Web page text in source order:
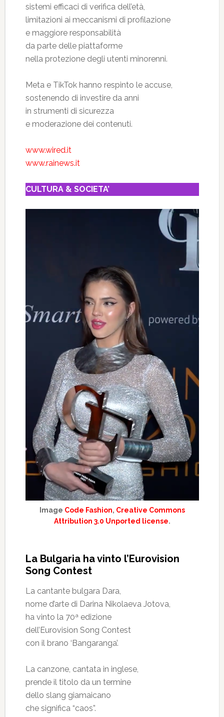
sistemi efficaci di verifica dell’età,
limitazioni ai meccanismi di profilazione
e maggiore responsabilità
da parte delle piattaforme
nella protezione degli utenti minorenni.
Meta e TikTok hanno respinto le accuse,
sostenendo di investire da anni
in strumenti di sicurezza
e moderazione dei contenuti.
www.wired.it
www.rainews.it
CULTURA & SOCIETA’
Image Code Fashion, Creative Commons
Attribution 3.0 Unported license.
La Bulgaria ha vinto l’Eurovision
Song Contest
La cantante bulgara Dara,
nome d’arte di Darina Nikolaeva Jotova,
ha vinto la 70ª edizione
dell’Eurovision Song Contest
con il brano ‘Bangaranga’.
La canzone, cantata in inglese,
prende il titolo da un termine
dello slang giamaicano
che significa “caos”.